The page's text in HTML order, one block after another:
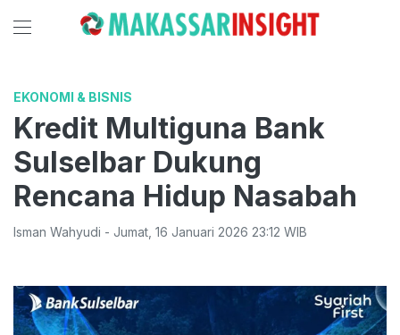
EKONOMI & BISNIS
Kredit Multiguna Bank
Sulselbar Dukung
Rencana Hidup Nasabah
Isman Wahyudi - Jumat 16 Januari 2026 23:12 WIB